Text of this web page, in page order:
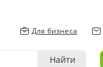
Для бизнеса
Найти